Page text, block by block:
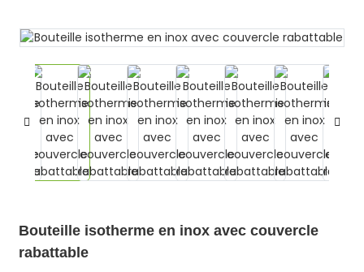
Bouteille isotherme en inox avec couvercle
rabattable